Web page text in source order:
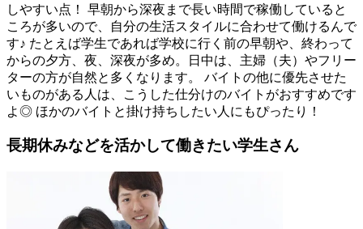
しやすい点！ 早朝から深夜まで長い時間で稼働していると
ころが多いので、自分の生活スタイルに合わせて働けるんで
す♪ たとえば学生であれば学校に行く前の早朝や、終わって
からの夕方、夜、深夜が多め。日中は、主婦（夫）やフリー
ターの方が自然と多くなります。 バイトの他に優先させた
いものがある人は、こうした仕分けのバイトがおすすめです
よ◎ ほかのバイトと掛け持ちしたい人にもぴったり！
長期休みなどを活かして働きたい学生さん